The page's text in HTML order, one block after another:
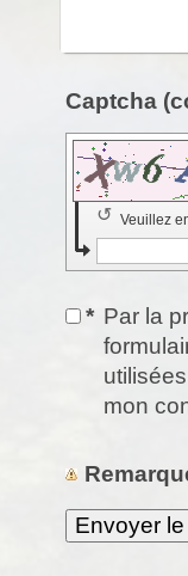
Veuillez
↺
* Par la
mon